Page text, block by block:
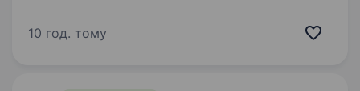
Умови роботи: Офіційне працевлаштування.
10 год. тому